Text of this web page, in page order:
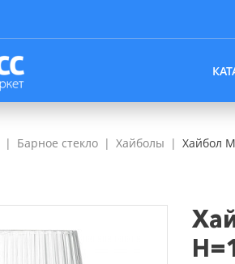
Барное стекло Хайболы Хайбол